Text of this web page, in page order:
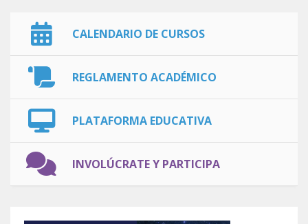
CALENDARIO DE CURSOS
REGLAMENTO ACADÉMICO
PLATAFORMA EDUCATIVA
INVOLÚCRATE Y PARTICIPA